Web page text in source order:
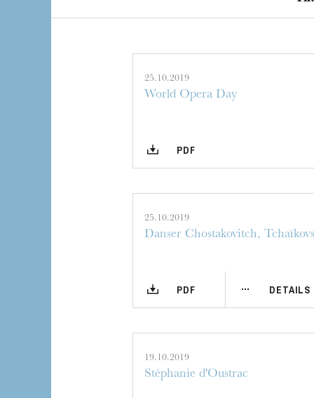
Die OnR mit euch
Führungen durch
25.10.2019
World Opera Day
PDF
25.10.2019
Danser Chostakovitch,
PDF DETAILS
19.10.2019
Stéphanie d'Oustrac